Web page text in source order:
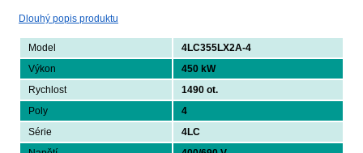
Dlouhý popis produktu
Model
4LC355LX2A-4
Výkon
450 kW
Rychlost
1490 ot.
Poly
4
Série
4LC